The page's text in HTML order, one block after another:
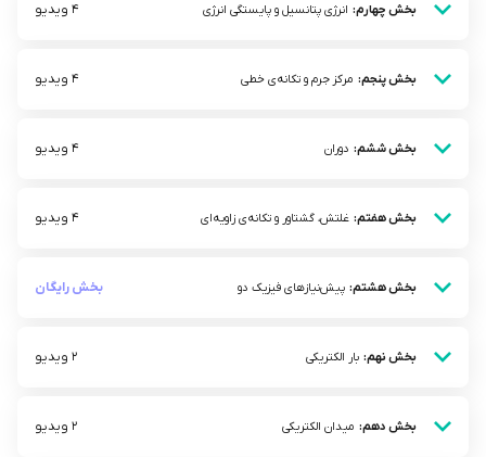
بخش چهارم: انرژی پتانسیل و پایستگی انرژی 4 ویدیو
بخش پنجم: مرکز جرم و تکانه‌ی خطی 4 ویدیو
بخش ششم: دوران 4 ویدیو
بخش هفتم: غلتش، گشتاور و تکانه‌ی زاویه‌ای 4 ویدیو
بخش هشتم: پیش‌نیازهای فیزیک دو بخش رایگان
بخش نهم: بار الکتریکی 2 ویدیو
بخش دهم: میدان الکتریکی 2 ویدیو